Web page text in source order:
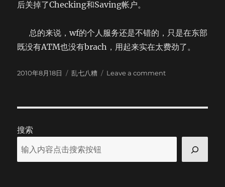
后关掉了Checking和Saving帐户。
总的来说，wf的个人服务还是不错的，只是在东部
既没有ATM也没有brach，用起来实在太费劲了。
Posted
2010年8月18日 Categories
乱七八糟 Leave a commenton
关
搜索